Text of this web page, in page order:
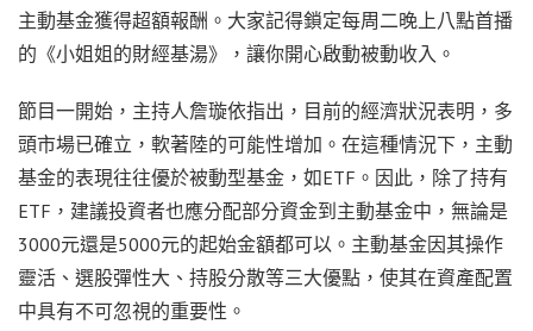
主動基金獲得超額報酬。大家記得鎖定每周二晚上八點首播
的《小姐姐的財經基湯》，讓你開心啟動被動收入。
節目一開始，主持人詹璇依指出，目前的經濟狀況表明，多
頭市場已確立，軟著陸的可能性增加。在這種情況下，主動
基金的表現往往優於被動型基金，如ETF。因此，除了持有
ETF，建議投資者也應分配部分資金到主動基金中，無論是
3000元還是5000元的起始金額都可以。主動基金因其操作
靈活、選股彈性大、持股分散等三大優點，使其在資產配置
中具有不可忽視的重要性。